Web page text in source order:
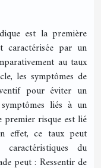
est la première
caractérisée par un
au taux
les symptômes de
pour éviter un
liés à un
premier risque est lié
effet, ce taux peut
caractéristiques du
peut : Ressentir de